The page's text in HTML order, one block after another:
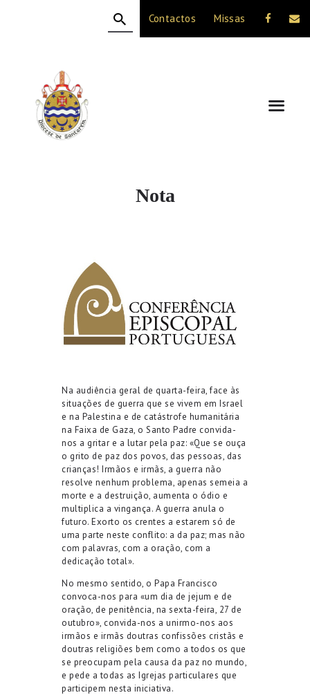
Contactos Missas
Nota
A DIOCESE
CELEBRAÇÃO
VIDA CRISTÃ
NOTÍCIAS
Na audiência geral de quarta-feira, face às
situações de guerra que se vivem em Israel
e na Palestina e de catástrofe humanitária
na Faixa de Gaza, o Santo Padre convida-
nos a gritar e a lutar pela paz: «Que se ouça
o grito de paz dos povos, das pessoas, das
crianças! Irmãos e irmãs, a guerra não
resolve nenhum problema, apenas semeia a
morte e a destruição, aumenta o ódio e
multiplica a vingança. A guerra anula o
futuro. Exorto os crentes a estarem só de
uma parte neste conflito: a da paz; mas não
com palavras, com a oração, com a
dedicação total».
No mesmo sentido, o Papa Francisco
convoca-nos para «um dia de jejum e de
oração, de penitência, na sexta-feira, 27 de
outubro», convida-nos a unirmo-nos aos
irmãos e irmãs doutras confissões cristãs e
doutras religiões bem como atodos os que
se preocupam pela causa da paz no mundo,
e pede atodas as Igrejas particulares que
participem nesta iniciativa.